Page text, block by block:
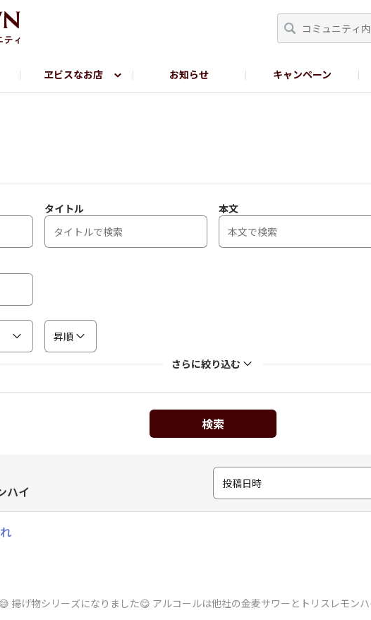
ヱビスなお店 お知らせ キャンペーン
タイトル 本文
昇順
さらに絞り込む
検索
ハイ
投稿日時
揚げ物シリーズになりました😋 アルコールは他社の金麦サワーとトリスレモン